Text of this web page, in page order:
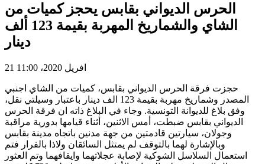
الحرس الديواني بقابس يحجز كميات من
الشاي والشماريخ المهربة بقيمة 123 ألف
دينار
21 افريل 2020، 11:00
حجزت فرقة الحرس الديواني بقابس، كميات من الشاي اجنبي
المصدر وشماريخ مهربة بقيمة 123 الف دينار باعتبار وسيلتي نقل،
وفق بلاغ للديوانة التونسية. وجاء في البلاغ ذاته ان فرقة الحرس
الديواني بقابس ضبطت، أمس الاثنين، أثناء قيامها بدورية مراقبة
وجولان، سيارتين قادمتين من جهة مدنين باتجاه مدينة بقابس
وبالإشارة لهما بالتوقف لم يمتثل السائقان ولاذا بالفرار فتم
استعمال السلاسل الشوكية لإصابة عجلاتهما وايقافهما وتم العثور